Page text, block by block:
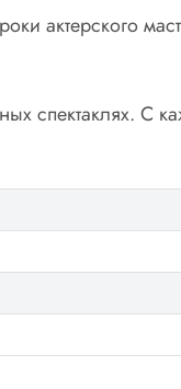
актерского
спектаклях. С